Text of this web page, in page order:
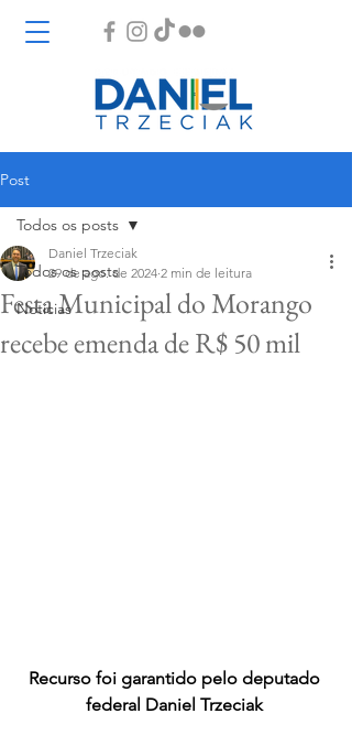
Post
Todos os posts
Notícias
Todos os posts
Festa Municipal do Morango
recebe emenda de R$ 50 mil
Daniel Trzeciak
29 de ago. de 2024 2 min de leitura
Recurso foi garantido pelo deputado
federal Daniel Trzeciak